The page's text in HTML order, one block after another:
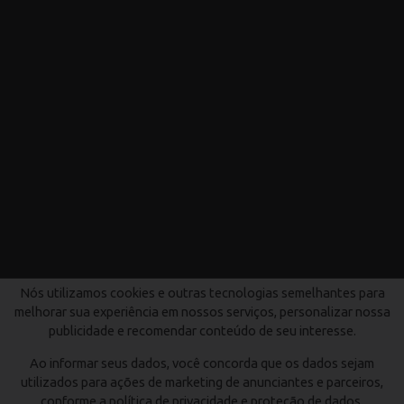
Nós utilizamos cookies e outras tecnologias semelhantes para
melhorar sua experiência em nossos serviços, personalizar nossa
publicidade e recomendar conteúdo de seu interesse.
Ao informar seus dados, você concorda que os dados sejam
utilizados para ações de marketing de anunciantes e parceiros,
conforme a política de privacidade e proteção de dados.